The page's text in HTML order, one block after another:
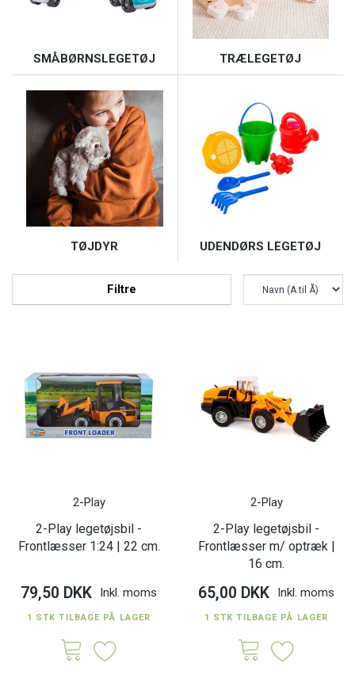
SMÅBØRNSLEGETØJ TRÆLEGETØJ
TØJDYR UDENDØRS LEGETØJ
Filtre
2-Play
2-Play legetøjsbil -
Frontlæsser 1:24 | 22 cm.
79,50 DKK Inkl. moms
1 STK TILBAGE PÅ LAGER
2-Play
2-Play legetøjsbil -
Frontlæsser m/ optræk |
16 cm.
65,00 DKK Inkl. moms
1 STK TILBAGE PÅ LAGER